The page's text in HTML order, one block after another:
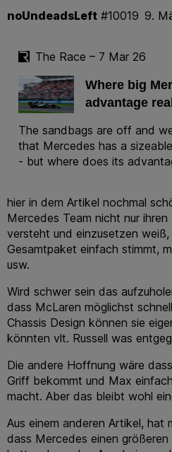
noUndeadsLeft 9.
#10019
The Race – 7 Mar 26
Where big
advantage
The sandbags are off and
that Mercedes has a
- but where does its
hier in dem Artikel nochmal
Mercedes Team nicht nur
versteht und einzusetzen
Gesamtpaket einfach stimmt,
usw.
Wird schwer sein das
dass McLaren möglichst
Chassis Design können sie
könnten vlt. Russell was
Die andere Hoffnung wäre
Griff bekommt und Max
macht. Aber das bleibt wohl
Aus einem anderen Artikel, hat
dass Mercedes einen größeren